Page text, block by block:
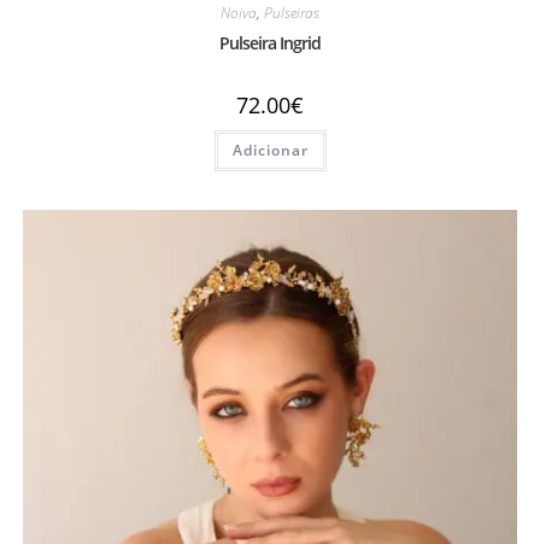
Noiva, Pulseiras
Pulseira Ingrid
72.00€
Adicionar